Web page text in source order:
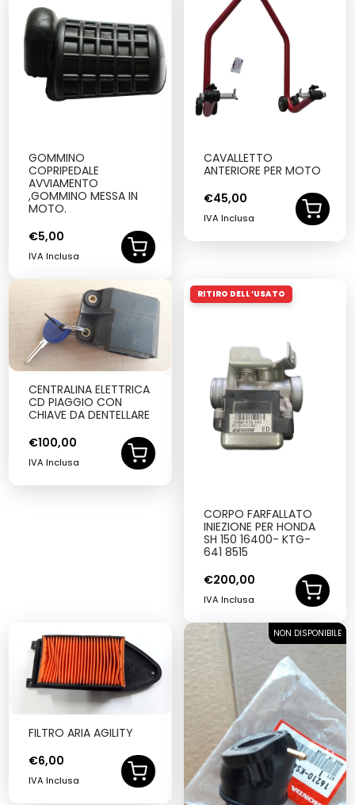
GOMMINO
COPRIPEDALE
AVVIAMENTO
,GOMMINO MESSA IN
MOTO.
€5,00
IVA Inclusa
CAVALLETTO
ANTERIORE PER MOTO
€45,00
IVA Inclusa
CENTRALINA ELETTRICA
CD PIAGGIO CON
CHIAVE DA DENTELLARE
€100,00
IVA Inclusa
RITIRO DELL’USATO
CORPO FARFALLATO
INIEZIONE PER HONDA
SH 150 16400- KTG-
641 8515
€200,00
IVA Inclusa
FILTRO ARIA AGILITY
€6,00
IVA Inclusa
SOLD OUT
NON DISPONIBILE